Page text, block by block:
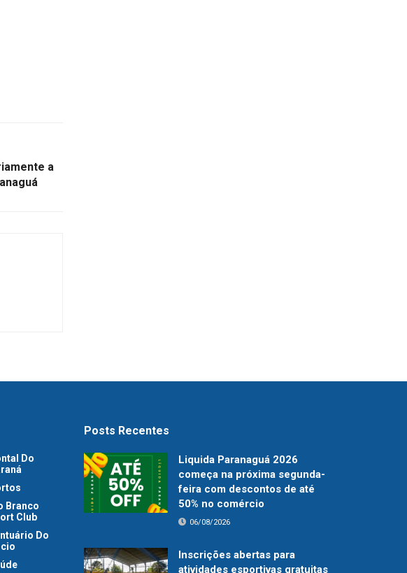
a
Do
Branco
Club
Do
Posts Recentes
Liquida Paranaguá 2026
começa na próxima segunda-
feira com descontos de até
50% no comércio
06/08/2026
Inscrições abertas para
atividades esportivas gratuitas